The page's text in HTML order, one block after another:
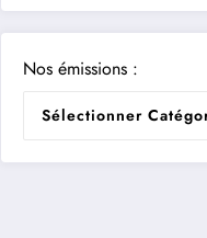
Nos émissions :